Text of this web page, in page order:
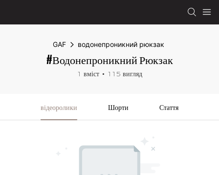
GAF водонепроникний рюкзак
#водонепроникний Рюкзак
1 вміст 115 вигляд
відеоролики Шорти Стаття